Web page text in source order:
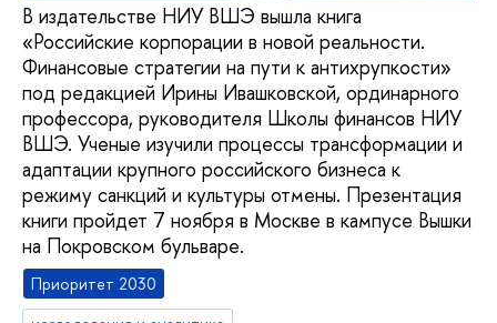
В издательстве НИУ ВШЭ вышла книга
«Российские корпорации в новой реальности.
Финансовые стратегии на пути к антихрупкости»
под редакцией Ирины Ивашковской, ординарного
профессора, руководителя Школы финансов НИУ
ВШЭ. Ученые изучили процессы трансформации и
адаптации крупного российского бизнеса к
режиму санкций и культуры отмены. Презентация
книги пройдет 7 ноября в Москве в кампусе Вышки
на Покровском бульваре.
Приоритет 2030